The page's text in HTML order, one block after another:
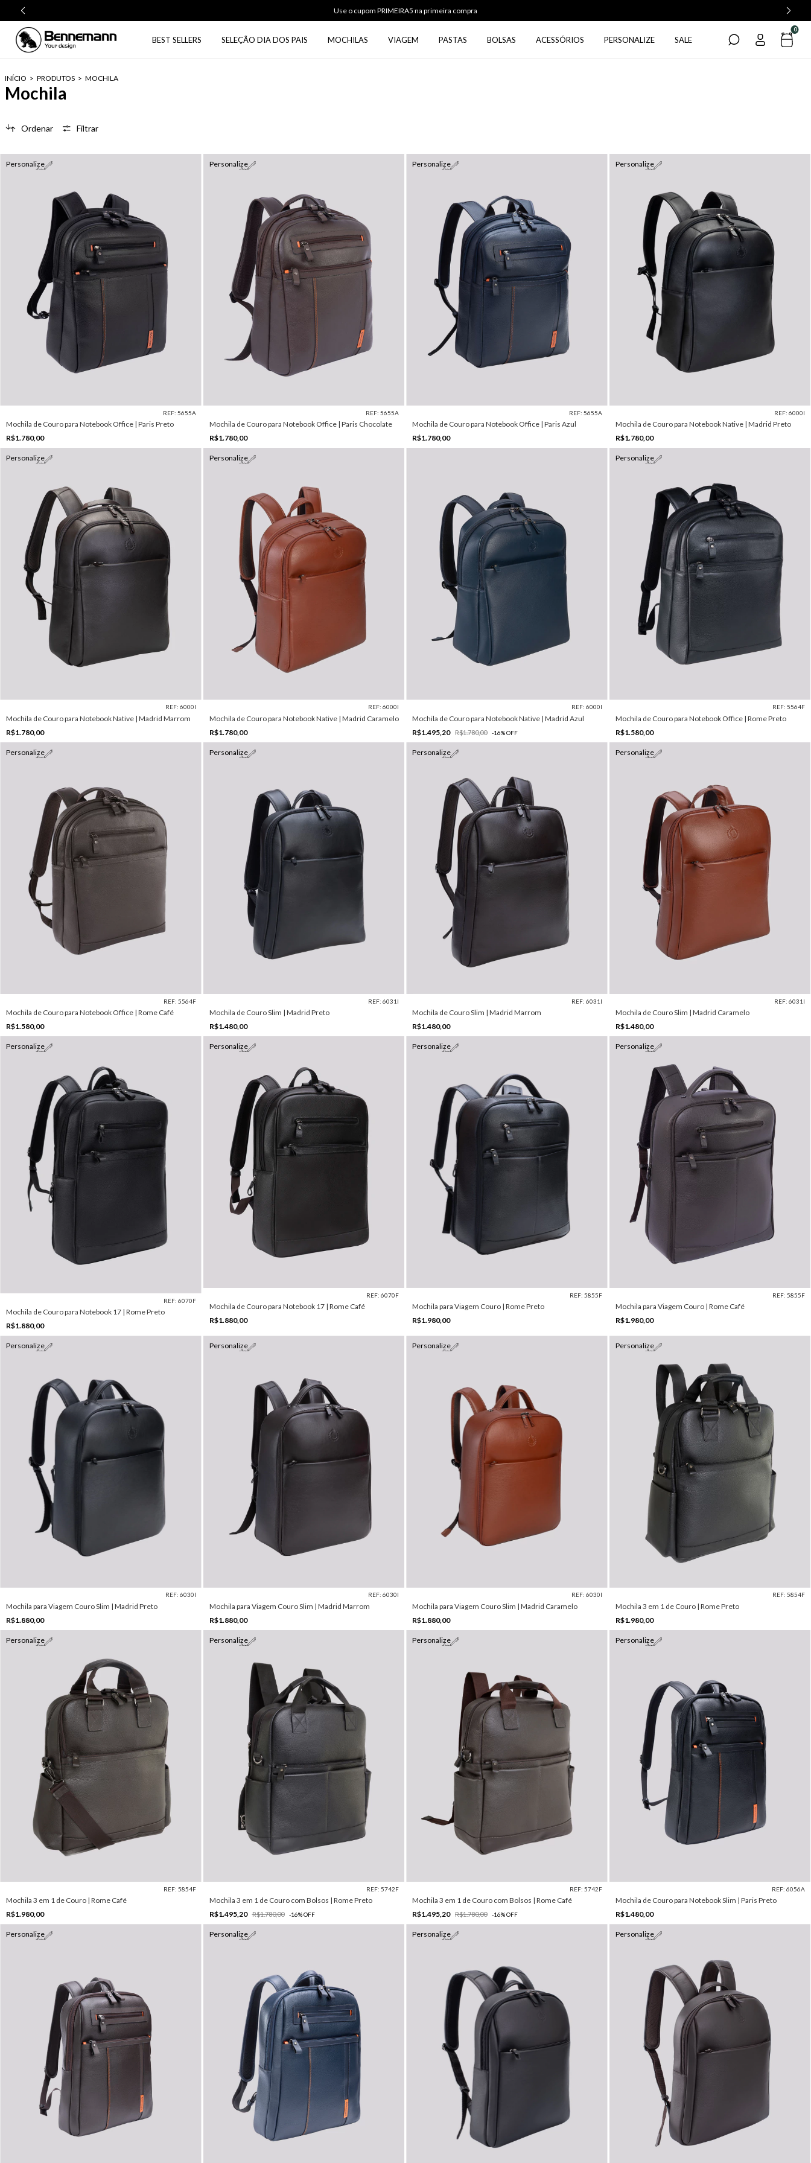
Use o cupom PRIMEIRA5 na primeira compra
BEST SELLERS SELEÇÃO DIA DOS PAIS MOCHILAS VIAGEM PASTAS BOLSAS ACESSÓRIOS PERSONALIZE SALE
0
INÍCIO > PRODUTOS > MOCHILA
Mochila
Ordenar Filtrar
Personalize
REF: 5655A
Mochila de Couro para Notebook Office | Paris Preto
R$1.780,00
Personalize
REF: 5655A
Mochila de Couro para Notebook Office | Paris Chocolate
R$1.780,00
Personalize
REF: 5655A
Mochila de Couro para Notebook Office | Paris Azul
R$1.780,00
Personalize
REF: 6000I
Mochila de Couro para Notebook Native | Madrid Preto
R$1.780,00
Personalize
REF: 6000I
Mochila de Couro para Notebook Native | Madrid Marrom
R$1.780,00
Personalize
REF: 6000I
Mochila de Couro para Notebook Native | Madrid Caramelo
R$1.780,00
REF: 6000I
Mochila de Couro para Notebook Native | Madrid Azul
R$1.495,20
R$1.780,00 -16%OFF
Personalize
REF: 5564F
Mochila de Couro para Notebook Office | Rome Preto
R$1.580,00
Personalize
REF: 5564F
Mochila de Couro para Notebook Office | Rome Café
R$1.580,00
Personalize
REF: 6031I
Mochila de Couro Slim | Madrid Preto
R$1.480,00
Personalize
REF: 6031I
Mochila de Couro Slim | Madrid Marrom
R$1.480,00
Personalize
REF: 6031I
Mochila de Couro Slim | Madrid Caramelo
R$1.480,00
Personalize
REF: 6070F
Mochila de Couro para Notebook 17 | Rome Preto
R$1.880,00
Personalize
REF: 6070F
Mochila de Couro para Notebook 17 | Rome Café
R$1.880,00
Personalize
REF: 5855F
Mochila para Viagem Couro | Rome Preto
R$1.980,00
Personalize
REF: 5855F
Mochila para Viagem Couro | Rome Café
R$1.980,00
Personalize
REF: 6030I
Mochila para Viagem Couro Slim | Madrid Preto
R$1.880,00
Personalize
REF: 6030I
Mochila para Viagem Couro Slim | Madrid Marrom
R$1.880,00
Personalize
REF: 6030I
Mochila para Viagem Couro Slim | Madrid Caramelo
R$1.880,00
Personalize
REF: 5854F
Mochila 3 em 1 de Couro | Rome Preto
R$1.980,00
Personalize
REF: 5854F
Mochila 3 em 1 de Couro | Rome Café
R$1.980,00
Personalize
REF: 5742F
Mochila 3 em 1 de Couro com Bolsos | Rome Preto
R$1.495,20
R$1.780,00 -16%OFF
Personalize
REF: 5742F
Mochila 3 em 1 de Couro com Bolsos | Rome Café
R$1.495,20
R$1.780,00 -16%OFF
Personalize
REF: 6056A
Mochila de Couro para Notebook Slim | Paris Preto
R$1.480,00
Personalize Personalize Personalize Personalize